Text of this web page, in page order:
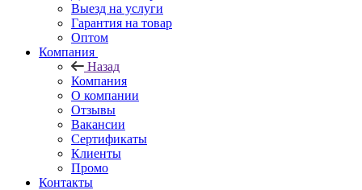
Выезд на услуги
Гарантия на товар
Оптом
Компания
Назад
Компания
О компании
Отзывы
Вакансии
Сертификаты
Клиенты
Промо
Контакты